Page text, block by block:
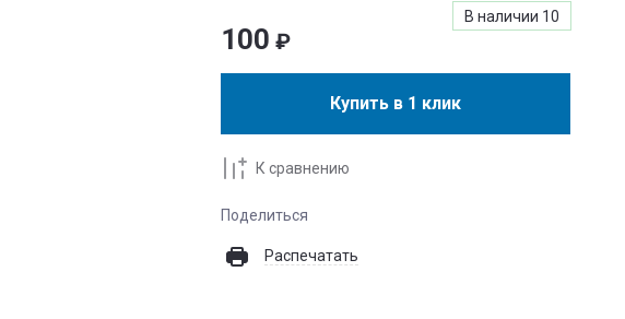
В наличии 10
100 ₽
Купить в 1 клик
К сравнению
Поделиться
Распечатать